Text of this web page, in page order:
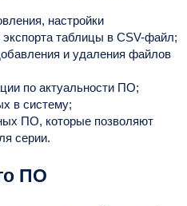
настройки
таблицы в CSV-файл;
и удаления файлов
по актуальности ПО;
в систему;
ПО, которые позволяют
серии.
ПО